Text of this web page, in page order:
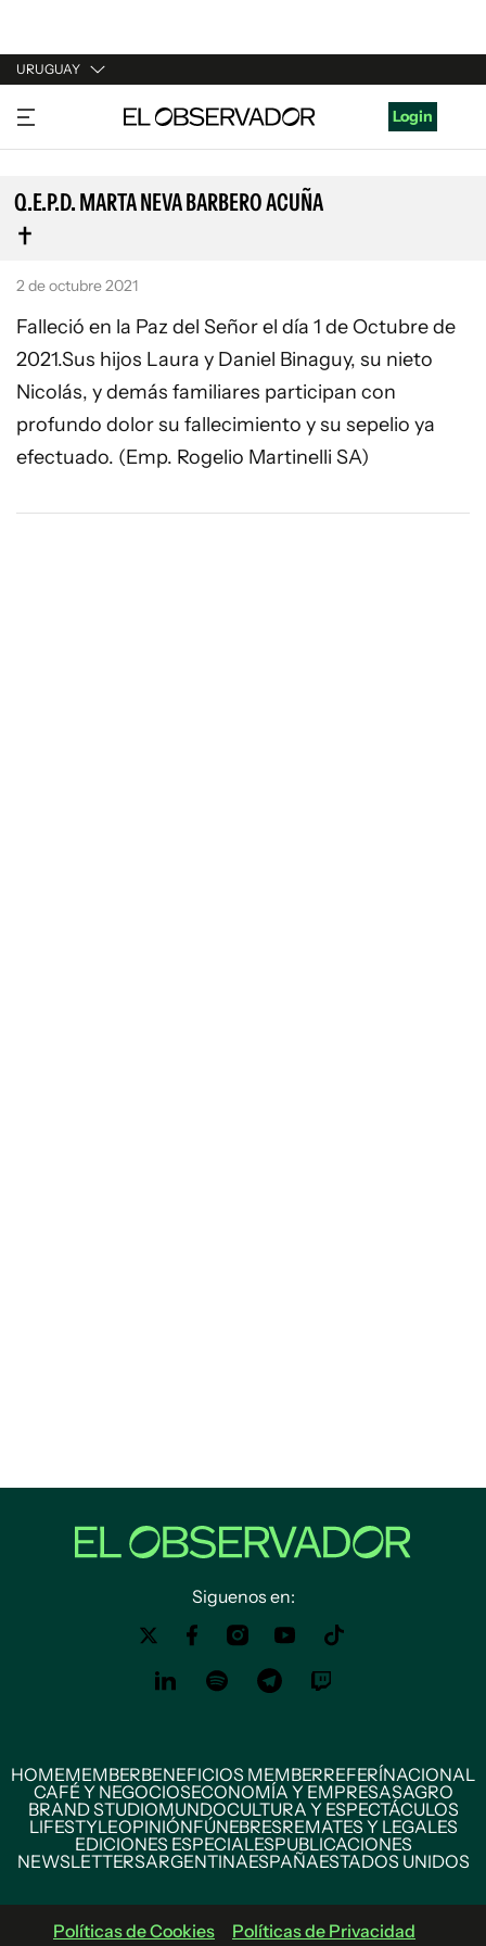
URUGUAY
URUGUAY
ARGENTINA
ESPAÑA
ESTADOS UNIDOS
Login
Q.E.P.D. MARTA NEVA BARBERO ACUÑA
2 de octubre 2021
Falleció en la Paz del Señor el día 1 de Octubre de
2021.Sus hijos Laura y Daniel Binaguy, su nieto
Nicolás, y demás familiares participan con
profundo dolor su fallecimiento y su sepelio ya
efectuado. (Emp. Rogelio Martinelli SA)
Siguenos en:
HOMEMEMBERBENEFICIOS MEMBERREFERÍNACIONAL
CAFÉ Y NEGOCIOSECONOMÍA Y EMPRESASAGRO
BRAND STUDIOMUNDOCULTURA Y ESPECTÁCULOS
LIFESTYLEOPINIÓNFÚNEBRESREMATES Y LEGALES
EDICIONES ESPECIALESPUBLICACIONES
NEWSLETTERSARGENTINAESPAÑAESTADOS UNIDOS
Políticas de Cookies Políticas de Privacidad